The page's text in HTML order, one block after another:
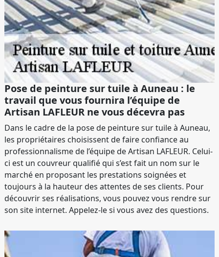
Pose de peinture sur tuile à Auneau : le
travail que vous fournira l’équipe de
Artisan LAFLEUR ne vous décevra pas
Dans le cadre de la pose de peinture sur tuile à Auneau,
les propriétaires choisissent de faire confiance au
professionnalisme de l’équipe de Artisan LAFLEUR. Celui-
ci est un couvreur qualifié qui s’est fait un nom sur le
marché en proposant les prestations soignées et
toujours à la hauteur des attentes de ses clients. Pour
découvrir ses réalisations, vous pouvez vous rendre sur
son site internet. Appelez-le si vous avez des questions.